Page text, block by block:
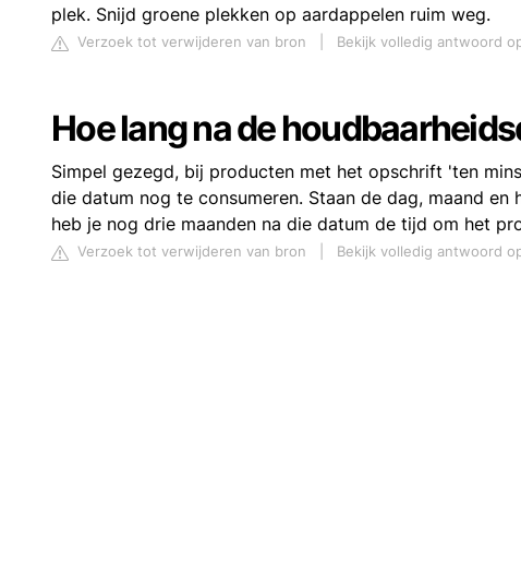
plek. Snijd groene plekken op aardappelen ruim weg.
Verzoek tot verwijderen van bron Bekijk volledig antwoord
Hoe lang na de
Simpel gezegd, bij producten met het opschrift 'ten
die datum nog te consumeren. Staan de dag, maand
heb je nog drie maanden na die datum de tijd om het
Verzoek tot verwijderen van bron Bekijk volledig antwoord